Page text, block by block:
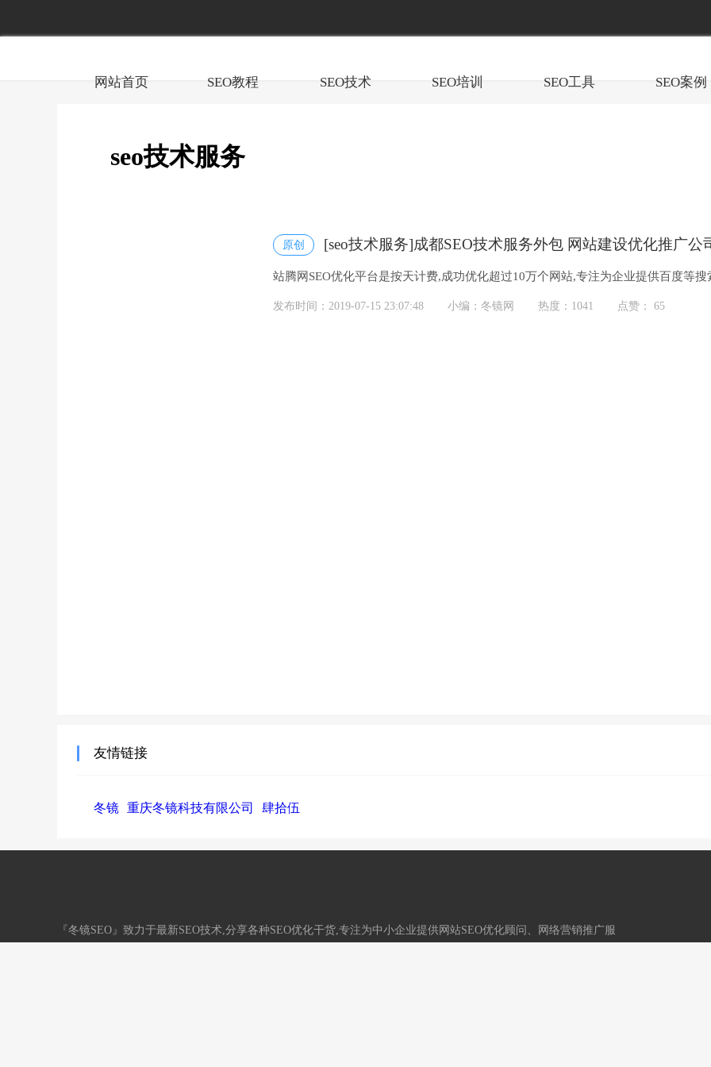
网站首页 SEO教程 SEO技术 SEO培训 SEO工具 SEO案例
seo技术服务
原创 [seo技术服务]成都SEO技术服务外包 网站建设优化推广公
站腾网SEO优化平台是按天计费,成功优化超过10万个网站,专注为企业提供百度等
断、顾问咨询等云SEO技术服务外包商。为...
发布时间：2019-07-15 23:07:48 小编：冬镜网 热度：1041 点赞： 65
友情链接
冬镜 重庆冬镜科技有限公司 肆拾伍
『冬镜SEO』致力于最新SEO技术,分享各种SEO优化干货,专注为中小企业提供网站SEO优化顾问、网络营销推广服